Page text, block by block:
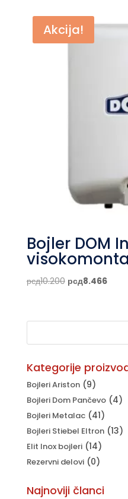
bila:
рсд24.400.
Akcija!
Bojler DOM
рсд10.200 Originalna
bila:
рсд8.466
Kategorije
Bojleri Ariston (9)
Bojleri Dom Pančevo (4)
Bojleri Metalac (41)
Bojleri Stiebel Eltron (13)
Elit Inox bojleri (14)
Rezervni delovi (0)
Najnoviji članci